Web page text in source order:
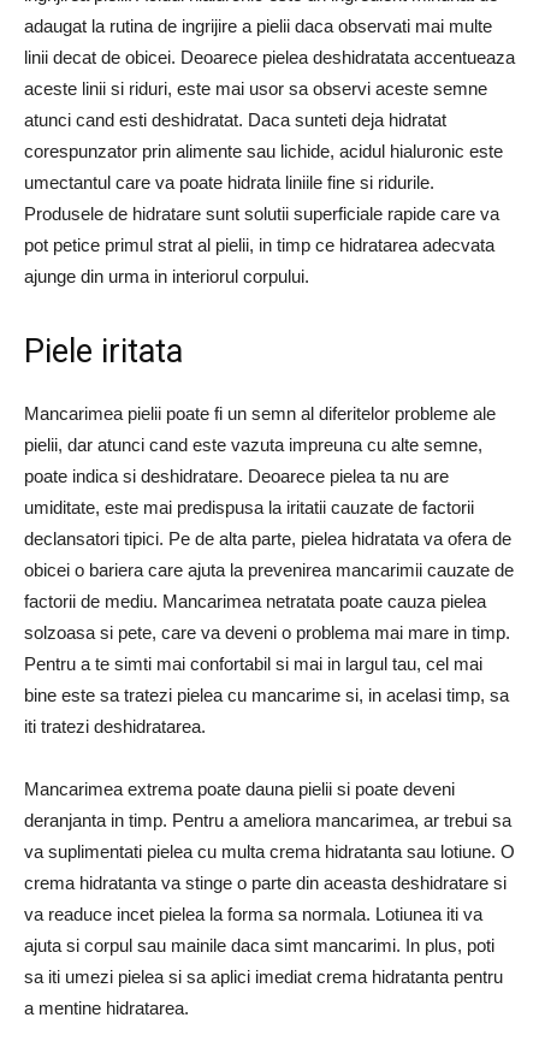
adaugat la rutina de ingrijire a pielii daca observati mai multe
linii decat de obicei. Deoarece pielea deshidratata accentueaza
aceste linii si riduri, este mai usor sa observi aceste semne
atunci cand esti deshidratat. Daca sunteti deja hidratat
corespunzator prin alimente sau lichide, acidul hialuronic este
umectantul care va poate hidrata liniile fine si ridurile.
Produsele de hidratare sunt solutii superficiale rapide care va
pot petice primul strat al pielii, in timp ce hidratarea adecvata
ajunge din urma in interiorul corpului.
Piele iritata
Mancarimea pielii poate fi un semn al diferitelor probleme ale
pielii, dar atunci cand este vazuta impreuna cu alte semne,
poate indica si deshidratare. Deoarece pielea ta nu are
umiditate, este mai predispusa la iritatii cauzate de factorii
declansatori tipici. Pe de alta parte, pielea hidratata va ofera de
obicei o bariera care ajuta la prevenirea mancarimii cauzate de
factorii de mediu. Mancarimea netratata poate cauza pielea
solzoasa si pete, care va deveni o problema mai mare in timp.
Pentru a te simti mai confortabil si mai in largul tau, cel mai
bine este sa tratezi pielea cu mancarime si, in acelasi timp, sa
iti tratezi deshidratarea.
Mancarimea extrema poate dauna pielii si poate deveni
deranjanta in timp. Pentru a ameliora mancarimea, ar trebui sa
va suplimentati pielea cu multa crema hidratanta sau lotiune. O
crema hidratanta va stinge o parte din aceasta deshidratare si
va readuce incet pielea la forma sa normala. Lotiunea iti va
ajuta si corpul sau mainile daca simt mancarimi. In plus, poti
sa iti umezi pielea si sa aplici imediat crema hidratanta pentru
a mentine hidratarea.